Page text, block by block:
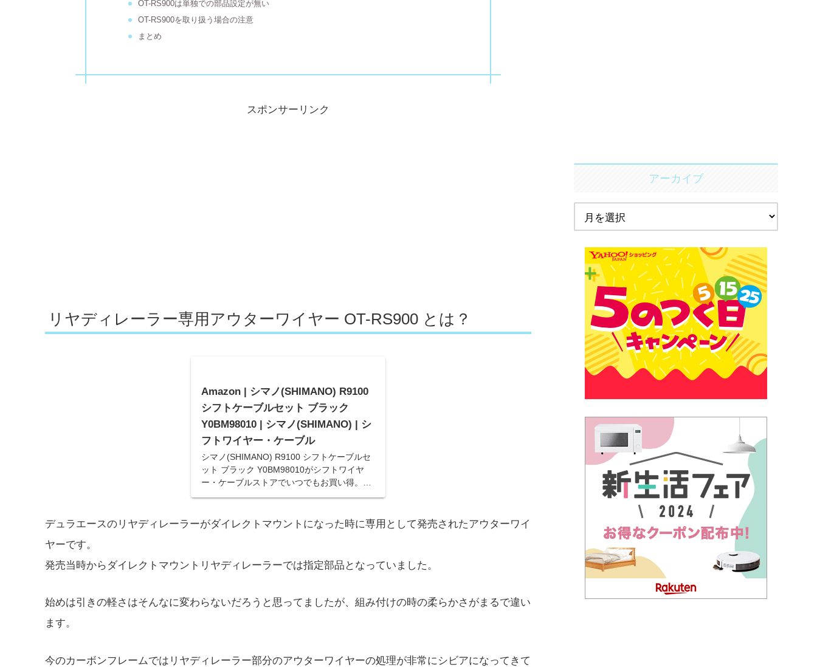
OT-RS900は単独での部品設定が無い
OT-RS900を取り扱う場合の注意
まとめ
スポンサーリンク
リヤディレーラー専用アウターワイヤー OT-RS900 とは？
Amazon | シマノ(SHIMANO) R9100
シフトケーブルセット ブラック
Y0BM98010 | シマノ(SHIMANO) | シ
フトワイヤー・ケーブル
シマノ(SHIMANO) R9100 シフトケーブルセ
ット ブラック Y0BM98010がシフトワイヤ
ー・ケーブルストアでいつでもお買い得。当
日お急ぎ便対象商品は、当日お届け可能で
部除く）。
デュラエースのリヤディレーラーがダイレクトマウントになった時に専用として発売されたアウターワイ
ヤーです。
発売当時からダイレクトマウントリヤディレーラーでは指定部品となっていました。
始めは引きの軽さはそんなに変わらないだろうと思ってましたが、組み付けの時の柔らかさがまるで違い
ます。
今のカーボンフレームではリヤディレーラー部分のアウターワイヤーの処理が非常にシビアになってきて
アーカイブ